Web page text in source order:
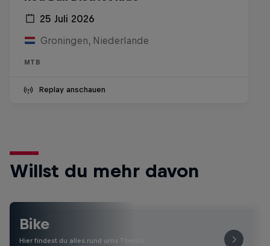
25 Juli 2026
Groningen, Niederlande
MTB
Replay anschauen
Willst du mehr davon
Bike
Hier findest du alles rund ums Thema